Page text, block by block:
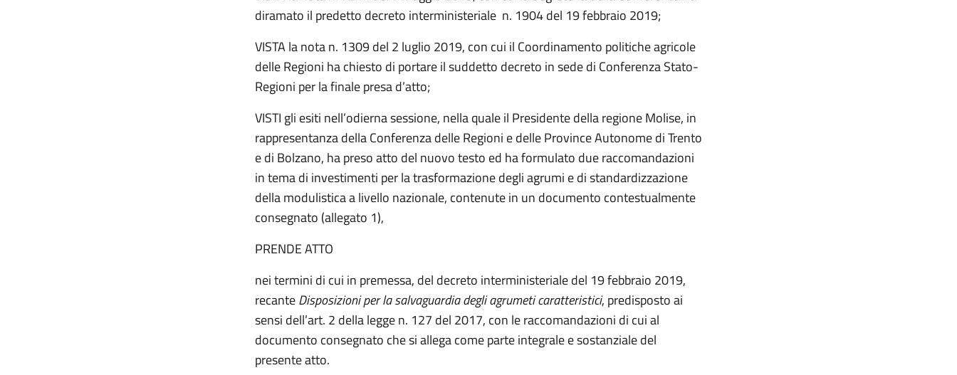
diramato il predetto decreto interministeriale n. 1904 del 19 febbraio 2019;
VISTA la nota n. 1309 del 2 luglio 2019, con cui il Coordinamento politiche agricole
delle Regioni ha chiesto di portare il suddetto decreto in sede di Conferenza Stato-
Regioni per la finale presa d’atto;
VISTI gli esiti nell’odierna sessione, nella quale il Presidente della regione Molise, in
rappresentanza della Conferenza delle Regioni e delle Province Autonome di Trento
e di Bolzano, ha preso atto del nuovo testo ed ha formulato due raccomandazioni
in tema di investimenti per la trasformazione degli agrumi e di standardizzazione
della modulistica a livello nazionale, contenute in un documento contestualmente
consegnato (allegato 1),
PRENDE ATTO
nei termini di cui in premessa, del decreto interministeriale del 19 febbraio 2019,
recanteDisposizioni per la salvaguardia degli agrumeti caratteristici, predisposto ai
sensi dell’art. 2 della legge n. 127 del 2017, con le raccomandazioni di cui al
documento consegnato che si allega come parte integrale e sostanziale del
presente atto.